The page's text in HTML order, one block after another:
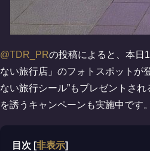
@TDR_PRの投稿によると、本日
ない旅行店」のフォトスポットが
ない旅行シール”もプレゼントさ
を誘うキャンペーンも実施中です
目次 [非表示]